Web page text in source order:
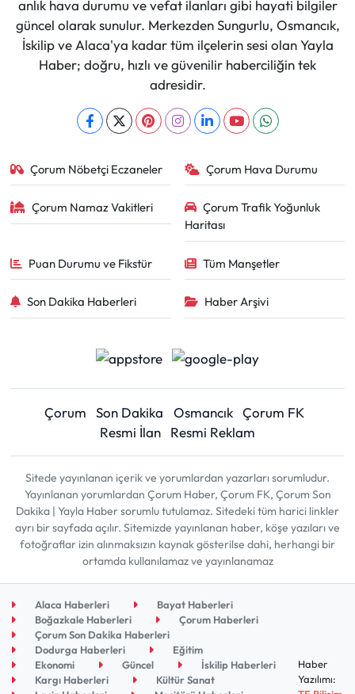
anlık hava durumu ve vefat ilanları gibi hayati bilgiler
güncel olarak sunulur. Merkezden Sungurlu, Osmancık,
İskilip ve Alaca'ya kadar tüm ilçelerin sesi olan Yayla
Haber; doğru, hızlı ve güvenilir haberciliğin tek
adresidir.
Çorum Nöbetçi Eczaneler Çorum Hava Durumu
Çorum Namaz Vakitleri
Çorum Trafik Yoğunluk
Haritası
Puan Durumu ve Fikstür Tüm Manşetler
Son Dakika Haberleri Haber Arşivi
Çorum Son Dakika Osmancık Çorum FK
Resmi İlan
Resmi Reklam
Sitede yayınlanan içerik ve yorumlardan yazarları sorumludur.
Yayınlanan yorumlardan Çorum Haber, Çorum FK, Çorum Son
Dakika | Yayla Haber sorumlu tutulamaz. Sitedeki tüm harici linkler
ayrı bir sayfada açılır. Sitemizde yayınlanan haber, köşe yazıları ve
fotoğraflar izin alınmaksızın kaynak gösterilse dahi, herhangi bir
ortamda kullanılamaz ve yayınlanamaz
Alaca Haberleri
Bayat Haberleri
Boğazkale Haberleri
Çorum Haberleri
Çorum Son Dakika Haberleri
Dodurga Haberleri
Eğitim
Ekonomi
Güncel
İskilip Haberleri
Kargı Haberleri
Kültür Sanat
Haber
Yazılımı: